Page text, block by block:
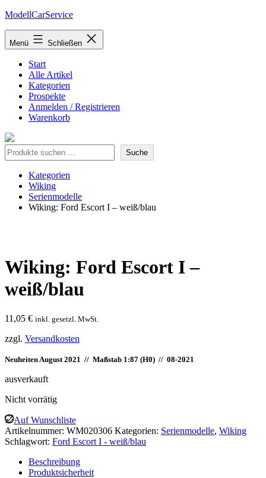
Zum
springen
ModellCarService
Menü Schließen
Start
Alle Artikel
Kategorien
Prospekte
Anmelden / Registrieren
Warenkorb
Suche Suche
Kategorien
Wiking
Serienmodelle
Wiking: Ford Escort I – weiß/blau
Wiking: Ford Escort I –
weiß/blau
11,05 € inkl. gesetzl. MwSt.
zzgl. Versandkosten
Neuheiten August 2021 // Maßstab 1:87 (H0) // 08-2021
ausverkauft
Nicht vorrätig
Auf Wunschliste
Artikelnummer: WM020306 Kategorien: Serienmodelle, Wiking
Schlagwort: Ford Escort I - weiß/blau
Beschreibung
Produktsicherheit